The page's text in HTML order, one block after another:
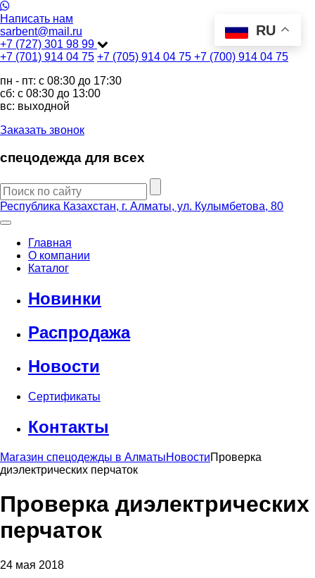
Написать нам
sarbent@mail.ru
+7 (727) 301 98 99
+7 (701) 914 04 75 +7 (705) 914 04 75 +7 (700) 914 04 75
пн - пт: c 08:30 до 17:30
сб: c 08:30 до 13:00
вс: выходной
Заказать звонок
спецодежда для всех
Республика Казахстан, г. Алматы, ул. Кулымбетова, 80
Главная
О компании
Каталог
Новинки
Распродажа
Новости
Сертификаты
Контакты
Магазин спецодежды в АлматыНовостиПроверка
диэлектрических перчаток
Проверка диэлектрических
перчаток
24 мая 2018
RU